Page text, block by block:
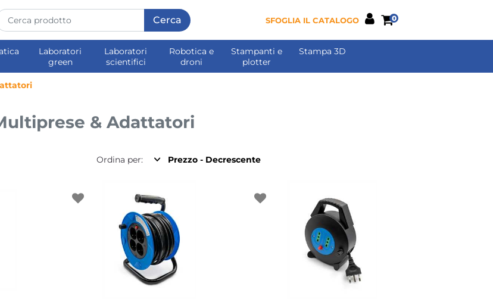
SFOGLIA IL CATALOGO 0
Laboratori
green
Laboratori
scientifici
Robotica e
droni
Stampanti e
plotter
Stampa 3D
& Adattatori
Ordina per: